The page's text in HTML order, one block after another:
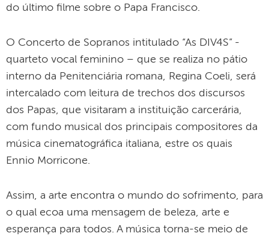
do último filme sobre o Papa Francisco.
O Concerto de Sopranos intitulado “As DIV4S” -
quarteto vocal feminino – que se realiza no pátio
interno da Penitenciária romana, Regina Coeli, será
intercalado com leitura de trechos dos discursos
dos Papas, que visitaram a instituição carcerária,
com fundo musical dos principais compositores da
música cinematográfica italiana, estre os quais
Ennio Morricone.
Assim, a arte encontra o mundo do sofrimento, para
o qual ecoa uma mensagem de beleza, arte e
esperança para todos. A música torna-se meio de